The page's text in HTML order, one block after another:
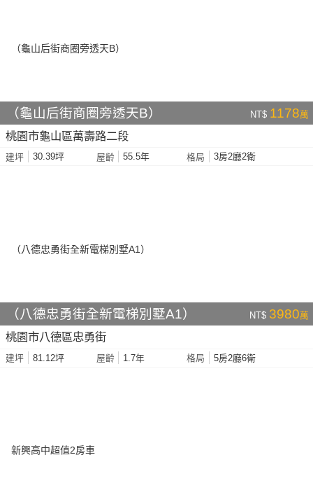
（龜山后街商圈旁透天B） NT$ 1178萬
桃園市龜山區萬壽路二段
建坪 30.39坪 屋齡 55.5年 格局 3房2廳2衛
（八德忠勇街全新電梯別墅A1） NT$ 3980萬
桃園市八德區忠勇街
建坪 81.12坪 屋齡 1.7年 格局 5房2廳6衛